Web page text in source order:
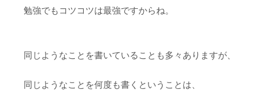
勉強でもコツコツは最強ですからね。
同じようなことを書いていることも多々ありますが、
同じようなことを何度も書くということは、